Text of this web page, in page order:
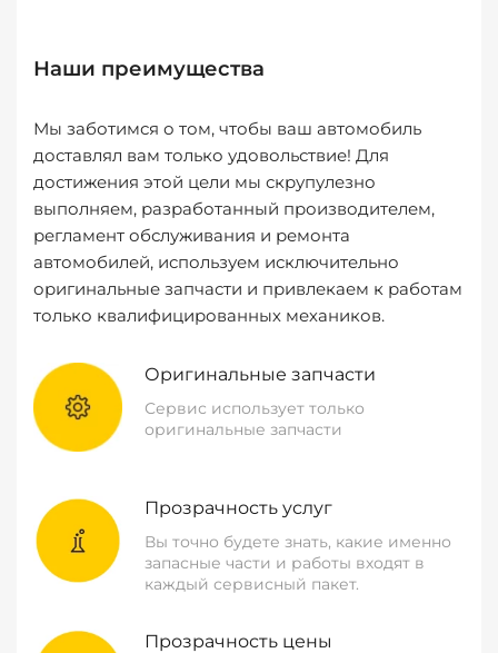
Наши преимущества
Мы заботимся о том, чтобы ваш автомобиль
доставлял вам только удовольствие! Для
достижения этой цели мы скрупулезно
выполняем, разработанный производителем,
регламент обслуживания и ремонта
автомобилей, используем исключительно
оригинальные запчасти и привлекаем к работам
только квалифицированных механиков.
Оригинальные запчасти
Сервис использует только
оригинальные запчасти
Прозрачность услуг
Вы точно будете знать, какие именно
запасные части и работы входят в
каждый сервисный пакет.
Прозрачность цены